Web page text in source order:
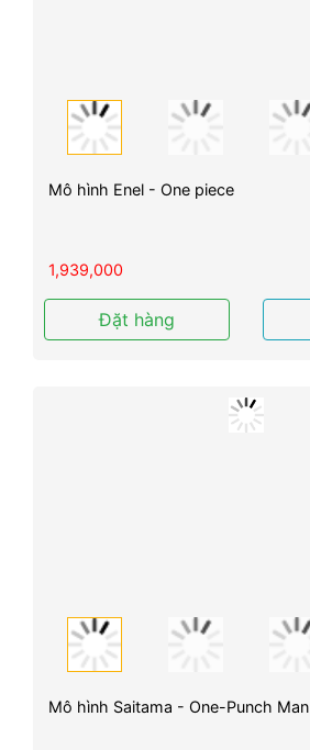
Mô hình Enel - One piece
1,939,000
Đặt hàng
Mô hình Saitama - One-Punch Man